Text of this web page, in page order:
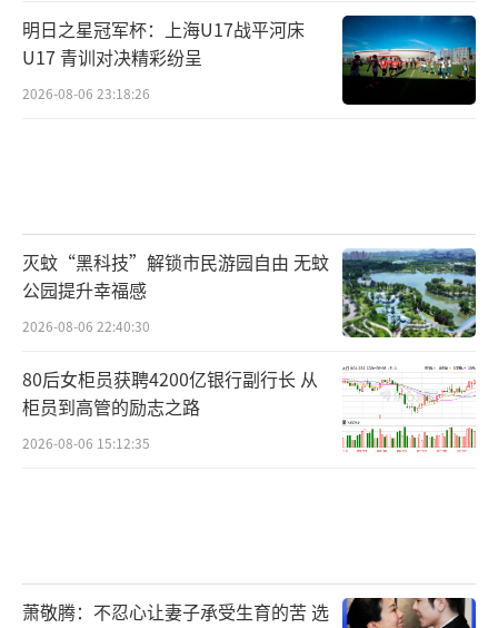
明日之星冠军杯：上海U17战平河床
U17 青训对决精彩纷呈
2026-08-06 23:18:26
灭蚊“黑科技”解锁市民游园自由 无蚊
公园提升幸福感
2026-08-06 22:40:30
80后女柜员获聘4200亿银行副行长 从
柜员到高管的励志之路
2026-08-06 15:12:35
萧敬腾：不忍心让妻子承受生育的苦 选